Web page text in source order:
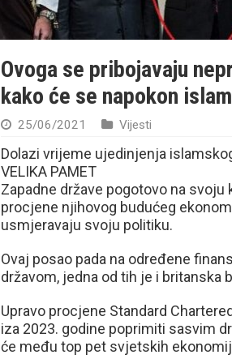
Ovoga se pribojavaju
kako će se napokon
25/06/2021 Vijesti
Dolazi vrijeme ujedinjenja
VELIKA PAMET
Zapadne države pogotovo na svoju
procjene njihovog budućeg
usmjeravaju svoju politiku.
Ovaj posao pada na određene
državom, jedna od tih je i britanska
Upravo procjene Standard
iza 2023. godine poprimiti sasvim
će među top pet svjetskih